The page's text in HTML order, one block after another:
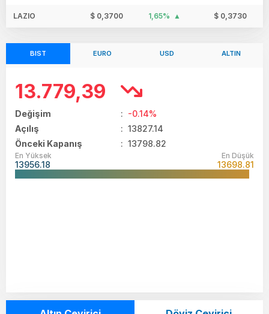
LAZIO $ 0,3700 1,65% $ 0,3730
BIST EURO USD ALTIN
13.779,39
Değişim : -0.14%
Açılış
: 13827.14
Önceki Kapanış
: 13798.82
En Yüksek
13956.18
En Düşük
13698.81